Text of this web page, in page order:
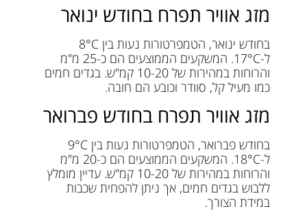
מזג אוויר תפרח בחודש ינואר
בחודש ינואר, הטמפרטורות נעות בין 8°C
ל-17°C. המשקעים הממוצעים הם כ-25 מ"מ
והרוחות במהירות של 10-20 קמ"ש. בגדים חמים
כמו מעיל קל, סוודר וכובע הם חובה.
מזג אוויר תפרח בחודש פברואר
בחודש פברואר, הטמפרטורות נעות בין 9°C
ל-18°C. המשקעים הממוצעים הם כ-20 מ"מ
והרוחות במהירות של 10-20 קמ"ש. עדיין מומלץ
ללבוש בגדים חמים, אך ניתן להפחית שכבות
במידת הצורך.